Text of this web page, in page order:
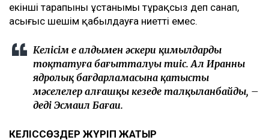
екінші тарапының ұстанымы тұрақсыз деп санап,
асығыс шешім қабылдауға ниетті емес.
Келісім ең алдымен әскери қимылдарды
тоқтатуға бағытталуы тиіс. Ал Иранның
ядролық бағдарламасына қатысты
мәселелер алғашқы кезеңде талқыланбайды, –
деді Эсмаил Бағаи.
КЕЛІССӨЗДЕР ЖҮРІП ЖАТЫР